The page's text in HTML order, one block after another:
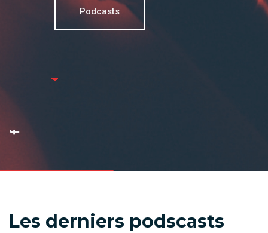
Podcasts
Les derniers podscasts